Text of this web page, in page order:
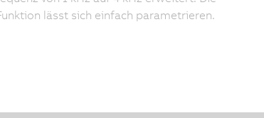
lässt sich einfach parametrieren.